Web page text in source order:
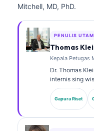
Mitchell, MD, PhD.
PENULIS
Thomas
Kepala Petugas
Dr. Thomas
internis sing
pengalaman
kedokteran
dibantu AI.
Gapura Riset